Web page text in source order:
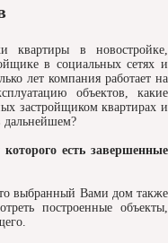
квартиры в новостройке,
в социальных сетях и
лет компания работает на
объектов, какие
застройщиком квартирах и
дальнейшем?
есть завершенные
выбранный Вами дом также
построенные объекты,